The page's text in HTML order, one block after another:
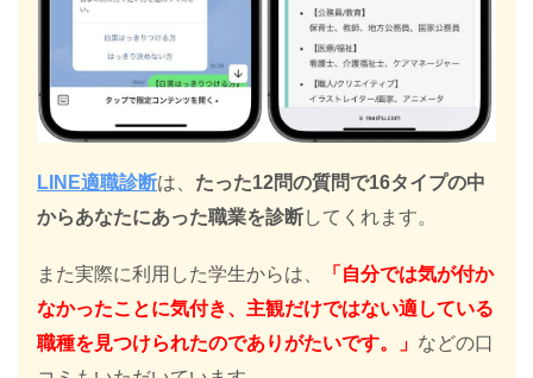
LINE適職診断は、 たった12問の質問で16タイプの中
からあなたにあった職業を診断してくれます。
また実際に利用した学生からは、
「自分では気が付か
なかったことに気付き、主観だけではない適している
職種を見つけられたのでありがたいです。」 などの口